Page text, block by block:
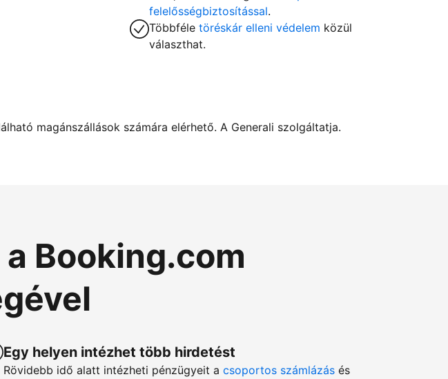
felelősségbiztosítással.
Többféletöréskár elleni védelem közül
választhat.
magánszállások számára elérhető. A Generali szolgáltatja.
Booking.com
Egy helyen intézhet több hirdetést
Rövidebb idő alatt intézheti pénzügyeit a csoportos számlázás és